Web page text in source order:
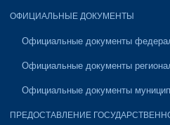
ОФИЦИАЛЬНЫЕ ДОКУМЕНТЫ
Официальные документы
Официальные документы
Официальные документы
ПРЕДОСТАВЛЕНИЕ